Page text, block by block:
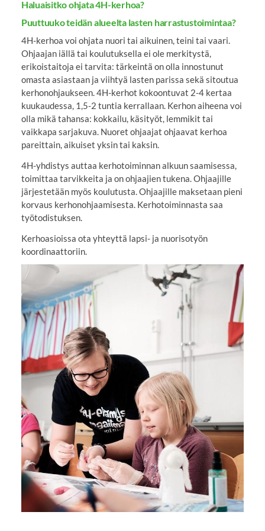
Haluaisitko ohjata 4H-kerhoa?
Puuttuuko teidän alueelta lasten harrastustoimintaa?
4H-kerhoa voi ohjata nuori tai aikuinen, teini tai vaari.
Ohjaajan iällä tai koulutuksella ei ole merkitystä,
erikoistaitoja ei tarvita: tärkeintä on olla innostunut
omasta asiastaan ja viihtyä lasten parissa sekä sitoutua
kerhonohjaukseen. 4H-kerhot kokoontuvat 2-4 kertaa
kuukaudessa, 1,5-2 tuntia kerrallaan. Kerhon aiheena voi
olla mikä tahansa: kokkailu, käsityöt, lemmikit tai
vaikkapa sarjakuva. Nuoret ohjaajat ohjaavat kerhoa
pareittain, aikuiset yksin tai kaksin.
4H-yhdistys auttaa kerhotoiminnan alkuun saamisessa,
toimittaa tarvikkeita ja on ohjaajien tukena. Ohjaajille
järjestetään myös koulutusta. Ohjaajille maksetaan pieni
korvaus kerhonohjaamisesta. Kerhotoiminnasta saa
työtodistuksen.
Kerhoasioissa ota yhteyttä lapsi- ja nuorisotyön
koordinaattoriin.